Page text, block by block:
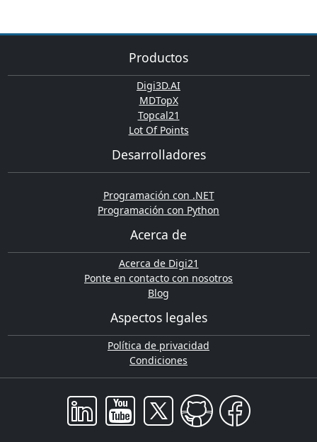
Productos
Digi3D.AI
MDTopX
Topcal21
Lot Of Points
Desarrolladores
Programación con .NET
Programación con Python
Acerca de
Acerca de Digi21
Ponte en contacto con nosotros
Blog
Aspectos legales
Política de privacidad
Condiciones